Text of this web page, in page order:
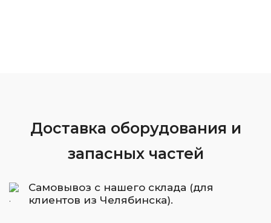
Доставка оборудования и
запасных частей
Самовывоз с нашего склада (для
клиентов из Челябинска).